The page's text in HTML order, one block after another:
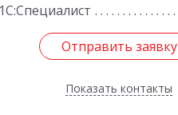
1С:Специалист
Отправить заявку
Показать контакты
Отправить заявку
Назад